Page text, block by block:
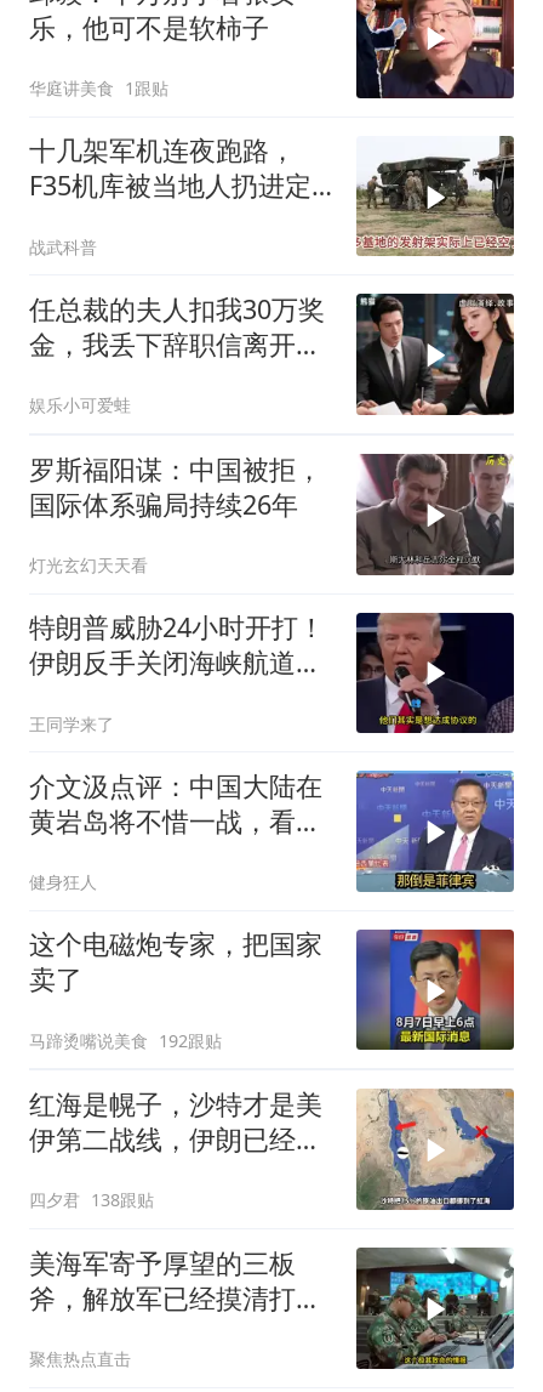
乐，他可不是软柿子
华庭讲美食 1跟贴
十几架军机连夜跑路，
F35机库被当地人扔进定
让人掀了个干净
战武科普
任总裁的夫人扣我30万奖
金，我丢下辞职信离开，
你签约
娱乐小可爱蛙
罗斯福阳谋：中国被拒，
国际体系骗局持续26年
灯光玄幻天天看
特朗普威胁24小时开打！
伊朗反手关闭海峡航道，
王同学来了
介文汲点评：中国大陆在
黄岩岛将不惜一战，看你
健身狂人
这个电磁炮专家，把国家
卖了
马蹄烫嘴说美食 192跟贴
红海是幌子，沙特才是美
伊第二战线，伊朗已经输
四夕君 138跟贴
美海军寄予厚望的三板
斧，解放军已经摸清打
聚焦热点直击